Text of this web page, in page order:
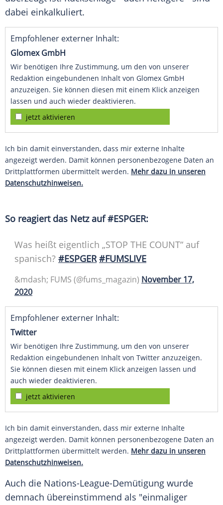
dabei einkalkuliert.
Empfohlener externer Inhalt:
Glomex GmbH
Wir benötigen Ihre Zustimmung, um den von unserer
Redaktion eingebundenen Inhalt von Glomex GmbH
anzuzeigen. Sie können diesen mit einem Klick anzeigen
lassen und auch wieder deaktivieren.
jetzt aktivieren
Ich bin damit einverstanden, dass mir externe Inhalte
angezeigt werden. Damit können personenbezogene Daten an
Drittplattformen übermittelt werden. Mehr dazu in unseren
Datenschutzhinweisen.
So reagiert das Netz auf #ESPGER:
Was heißt eigentlich „STOP THE COUNT“ auf
spanisch? #ESPGER #FUMSLIVE
&mdash; FUMS (@fums_magazin) November 17,
2020
Empfohlener externer Inhalt:
Twitter
Wir benötigen Ihre Zustimmung, um den von unserer
Redaktion eingebundenen Inhalt von Twitter anzuzeigen.
Sie können diesen mit einem Klick anzeigen lassen und
auch wieder deaktivieren.
jetzt aktivieren
Ich bin damit einverstanden, dass mir externe Inhalte
angezeigt werden. Damit können personenbezogene Daten an
Drittplattformen übermittelt werden. Mehr dazu in unseren
Datenschutzhinweisen.
Auch die Nations-League-Demütigung wurde
demnach übereinstimmend als "einmaliger